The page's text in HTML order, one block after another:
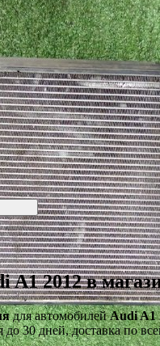
A1 2012 в
для автомобилейAudi A1
30 дней, доставка по